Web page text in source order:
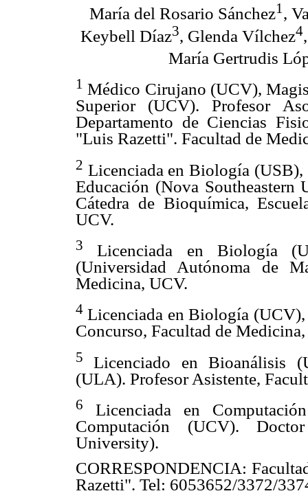
María del Rosario Sánchez1 ,
Keybell Díaz3, Glenda Vílchez4
María Gertrudis
1 Médico Cirujano (UCV),
Superior (UCV). Profesor
Departamento de Ciencias
"Luis Razetti". Facultad de
2 Licenciada en Biología
Educación (Nova Southeastern
Cátedra de Bioquímica,
UCV.
3
Licenciada en Biología
(Universidad Autónoma de
Medicina, UCV.
4 Licenciada en Biología
Concurso, Facultad de
5
Licenciado en Bioanálisis
(ULA). Profesor Asistente,
6
Licenciada en
Computación (UCV).
University).
CORRESPONDENCIA:
Razetti". Tel: 6053652/3372/